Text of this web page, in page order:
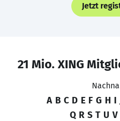
Jetzt
21 Mio. XING
A B C D E F G H I
Q R S T U V